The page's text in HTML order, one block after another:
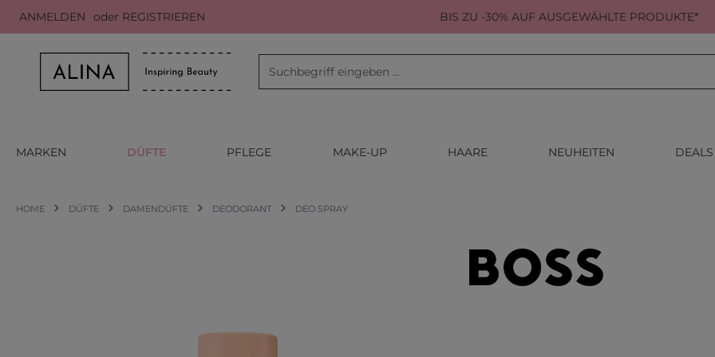
Hauptinhalt springen
Zur Suche springen
Zur Hauptnavigation springen
ANMELDEN oder REGISTRIEREN BIS ZU -30% AUF AUSGEWÄHLTE PRODUKTE*
MARKEN DÜFTE PFLEGE MAKE-UP HAARE NEUHEITEN DEALS
HOME DÜFTE DAMENDÜFTE DEODORANT DEO SPRAY